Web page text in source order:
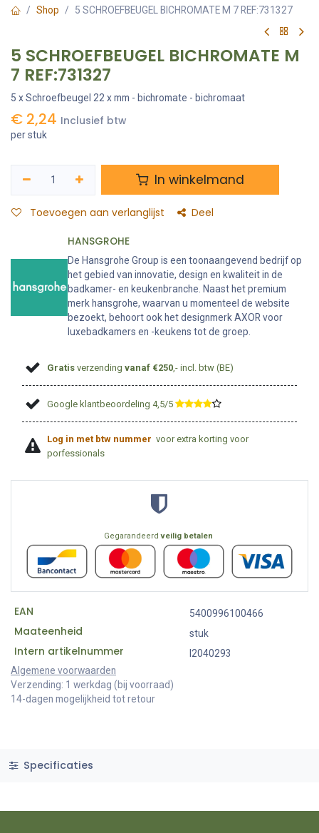
Shop 5 SCHROEFBEUGEL BICHROMATE M 7 REF:731327
5 SCHROEFBEUGEL BICHROMATE M
7 REF:731327
5 x Schroefbeugel 22 x mm - bichromate - bichromaat
€ 2,24 Inclusief btw
per stuk
In winkelmand
Toevoegen aan verlanglijst Deel
HANSGROHE
De Hansgrohe Group is een toonaangevend bedrijf op
het gebied van innovatie, design en kwaliteit in de
badkamer- en keukenbranche. Naast het premium
merk hansgrohe, waarvan u momenteel de website
bezoekt, behoort ook het designmerk AXOR voor
luxebadkamers en -keukens tot de groep.
Gratis verzendingvanaf €250,- incl. btw (BE)
Google klantbeoordeling 4,5/5 ​
Log in met btw nummer voor extra korting voor
porfessionals
Gegarandeerdveilig betalen
EAN 5400996100466
Maateenheid stuk
Intern artikelnummer
I2040293
Algemene voorwaarden
Verzending: 1 werkdag (bij voorraad)
14-dagen mogelijkheid tot retour
Specificaties